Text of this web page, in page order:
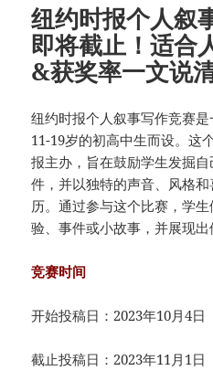
纽约时报个人叙
即将截止！适合
&获奖率一文说
纽约时报个人叙事写作竞赛
11-19岁的初高中生而设。这
报主办，旨在鼓励学生发掘
件，并以独特的声音、风格
历。通过参与这个比赛，学
验、事件或小故事，并展现出
竞赛时间
开始投稿日：2023年10月4日
截止投稿日：2023年11月1日